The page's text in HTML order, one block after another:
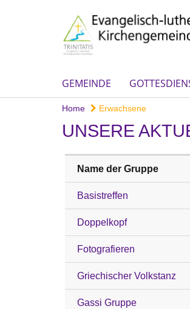
GEMEINDE
Home Erwachsene
UNSERE
Name der Gruppe
Basistreffen
Doppelkopf
Fotografieren
Griechischer Volkstanz
Gassi Gruppe